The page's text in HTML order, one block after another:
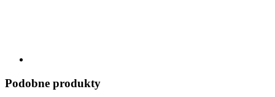
Podobne produkty